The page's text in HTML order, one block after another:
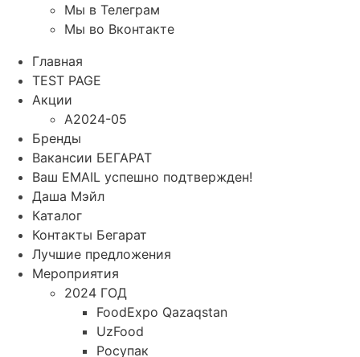
Мы в Телеграм
Мы во Вконтакте
Главная
TEST PAGE
Акции
A2024-05
Бренды
Вакансии БЕГАРАТ
Ваш EMAIL успешно подтвержден!
Даша Мэйл
Каталог
Контакты Бегарат
Лучшие предложения
Мероприятия
2024 ГОД
FoodExpo Qazaqstan
UzFood
Росупак